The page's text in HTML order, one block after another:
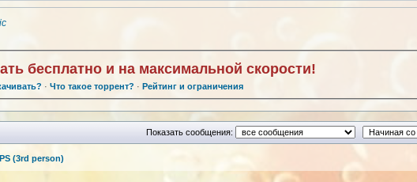
бесплатно и на максимальной скорости!
·Что такое торрент? · Рейтинг и ограничения
Показать сообщения:
(3rd person)